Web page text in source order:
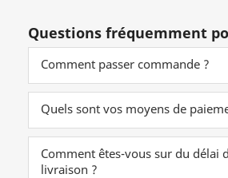
Questions fréquemment
Comment passer commande ?
Quels sont vos moyens de
Comment êtes-vous sur du délai
livraison ?